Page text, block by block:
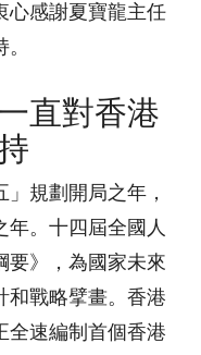
心感謝夏寶龍主任
直對香港
規劃開局之年，
年。十四屆全國人
要》，為國家未來
和戰略擘畫。香港
全速編制首個香港